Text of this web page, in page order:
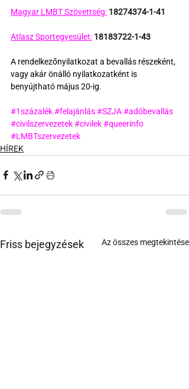
Magyar LMBT Szövettség: 18274374-1-41
Atlasz Sportegyesület: 18183722-1-43
A rendelkezőnyilatkozat a bevallás részeként,
vagy akár önálló nyilatkozatként is
benyújtható május 20-ig.
#1százalék#felajánlás#SZJA#adóbevallás
#civilszervezetek#civilek#queerinfo
#LMBTszervezetek
HÍREK
Friss bejegyzések Az összes megtekintése